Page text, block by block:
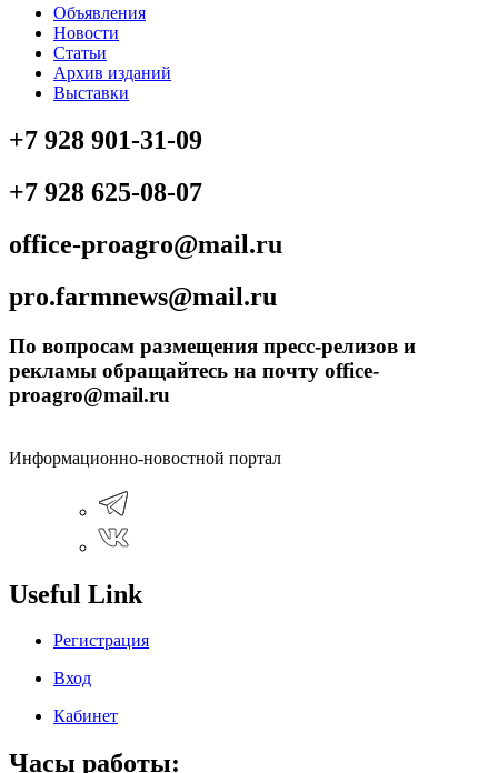
Объявления
Новости
Статьи
Архив изданий
Выставки
+7 928 901-31-09
+7 928 625-08-07
office-proagro@mail.ru
pro.farmnews@mail.ru
По вопросам размещения пресс-релизов и
рекламы обращайтесь на почту office-
proagro@mail.ru
Информационно-новостной портал
Useful Link
Регистрация
Вход
Кабинет
Часы работы: